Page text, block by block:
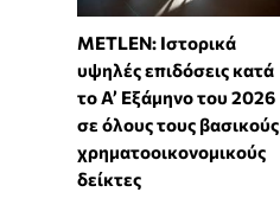
METLEN: Ιστορικά
υψηλές επιδόσεις κατά
το Α’ Εξάμηνο του 2026
σε όλους τους βασικούς
χρηματοοικονομικούς
δείκτες